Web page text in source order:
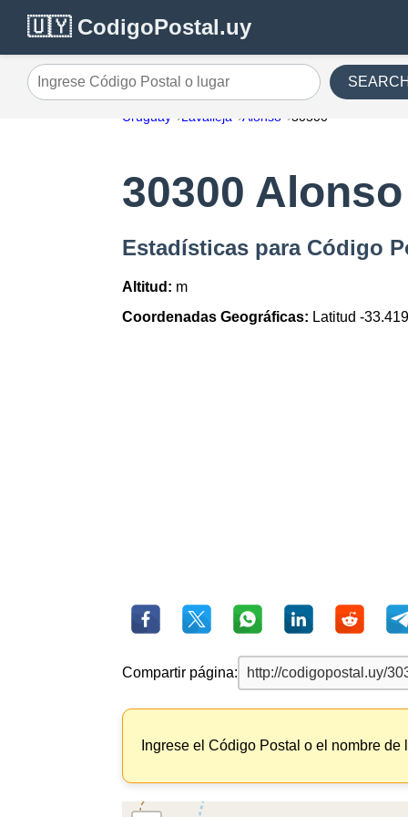
🇺🇾 CodigoPostal.uy
Ingrese Código Postal o lugar
Uruguay Lavalleja Alonso 30300
30300 Alonso
Estadísticas para Código
Altitud: m
Coordenadas Geográficas: Latitud -
Compartir página:
Ingrese el Código Postal o el nombre